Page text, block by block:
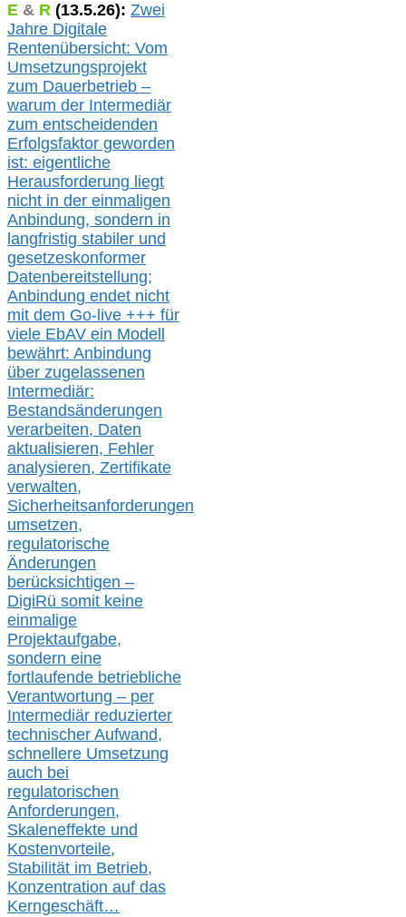
E & R (13.5.26): Zwei
Jahre Digitale
Rentenübersicht: Vom
Umsetzungsprojekt
zum Dauerbetrieb –
warum der Intermediär
zum entscheidenden
Erfolgsfaktor geworden
ist: eigentliche
Herausforderung liegt
nicht in der einmaligen
Anbindung, sondern in
langfristig stabiler und
gesetzeskonformer
Datenbereitstellung;
Anbindung endet nicht
mit dem Go-live +++ für
viele EbAV ein Modell
bewährt: Anbindung
über zugelassenen
Intermediär:
Bestandsänderungen
verarbeiten, Daten
aktualisieren, Fehler
analysieren, Zertifikate
verwalten,
Sicherheitsanforderungen
umsetzen,
regulatorische
Änderungen
berücksichtigen –
DigiRü somit keine
einmalige
Projektaufgabe,
sondern eine
fortlaufende betriebliche
Verantwortung – per
Intermediär reduzierter
technischer Aufwand,
schnellere Umsetzung
auch bei
regulatorischen
Anforderungen,
Skaleneffekte und
Kostenvorteile,
Stabilität im Betrieb,
Konzentration auf das
Kerngeschäft…